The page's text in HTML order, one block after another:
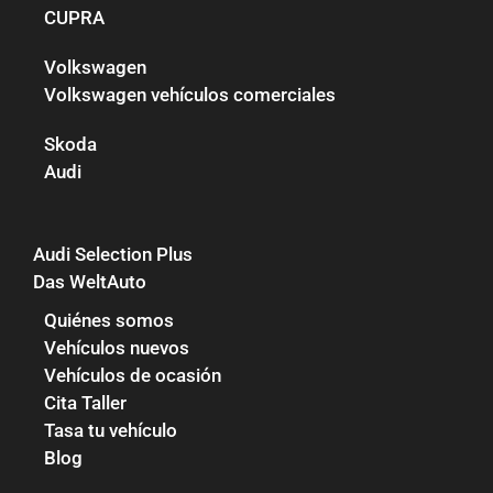
CUPRA
Volkswagen
Volkswagen vehículos comerciales
Skoda
Audi
Audi Selection Plus
Das WeltAuto
Quiénes somos
Vehículos nuevos
Vehículos de ocasión
Cita Taller
Tasa tu vehículo
Blog